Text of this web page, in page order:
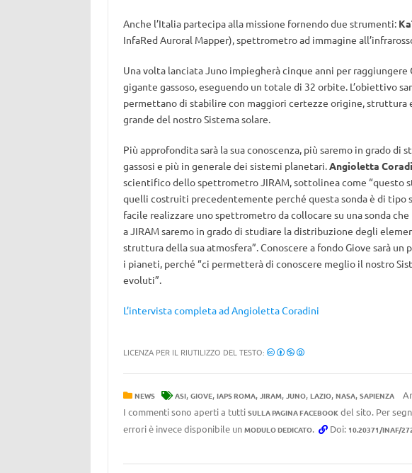
Anche l’Italia partecipa alla missione fornendo due strumenti:
InfaRed Auroral Mapper), spettrometro ad immagine
Una volta lanciata Juno impiegherà cinque anni per
gigante gassoso, eseguendo un totale di 32 orbite. L’obiettivo
permettano di stabilire con maggiori certezze origine, struttura
grande del nostro Sistema solare.
Più approfondita sarà la sua conoscenza, più saremo in grado di
gassosi e più in generale dei sistemi planetari.Angioletta
scientifico dello spettrometro JIRAM, sottolinea come “questo
quelli costruiti precedentemente perché questa sonda è di tipo
facile realizzare uno spettrometro da collocare su una sonda
a JIRAM saremo in grado di studiare la distribuzione degli
struttura della sua atmosfera”. Conoscere a fondo Giove sarà
i pianeti, perché “ci permetterà di conoscere meglio il nostro
evoluti”.
L’intervista completa ad Angioletta Coradini
LICENZA PER IL RIUTILIZZO DEL TESTO:
NEWS ASI, GIOVE, IAPS ROMA, JIRAM, JUNO, LAZIO, NASA, SAPIENZA
I commenti sono aperti a tutti SULLA PAGINA FACEBOOKdel sito. Per
errori è invece disponibile un MODULO DEDICATO. Doi: 10.20371/INAF/